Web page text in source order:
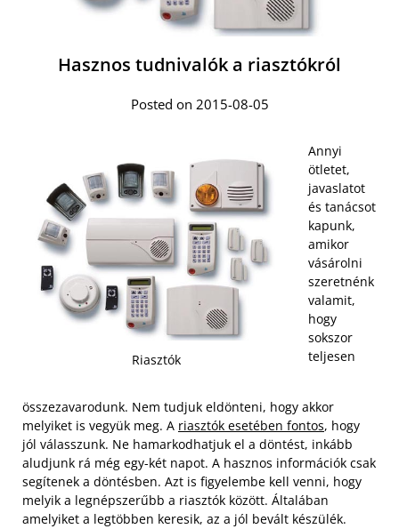
Hasznos tudnivalók a riasztókról
Posted on 2015-08-05
Riasztók
Annyi
ötletet,
javaslatot
és tanácsot
kapunk,
amikor
vásárolni
szeretnénk
valamit,
hogy
sokszor
teljesen
összezavarodunk. Nem tudjuk eldönteni, hogy akkor
melyiket is vegyük meg. A riasztók esetében fontos, hogy
jól válasszunk. Ne hamarkodhatjuk el a döntést, inkább
aludjunk rá még egy-két napot. A hasznos információk csak
segítenek a döntésben. Azt is figyelembe kell venni, hogy
melyik a legnépszerűbb a riasztók között. Általában
amelyiket a legtöbben keresik, az a jól bevált készülék.